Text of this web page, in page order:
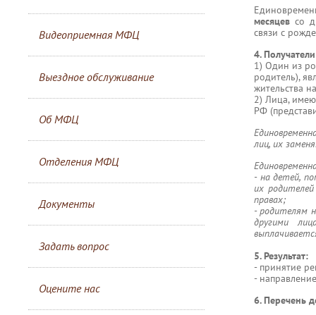
Видеоприемная МФЦ
Выездное обслуживание
Об МФЦ
Отделения МФЦ
Документы
Задать вопрос
Оцените нас
месяцев со
связи с
4.
1) Один из
родитель),
жительства
2) Лица,
РФ
лиц, их
- на детей,
их
правах;
- родителям
другими
5. Результат:
- принятие
-
6. Перечень